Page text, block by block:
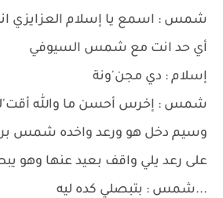
شمس : اسمع يا إسلام العزايزي
أي حد انت مع شمس السيوفي
إسلام : دي مجن'ونة
شمس : إخرس أحسن ما والله
وسيم دخل هو ورعد واخده شمس
على رعد يلي واقف بعيد عنها وهو
...شمس : بتبصلي كده ليه